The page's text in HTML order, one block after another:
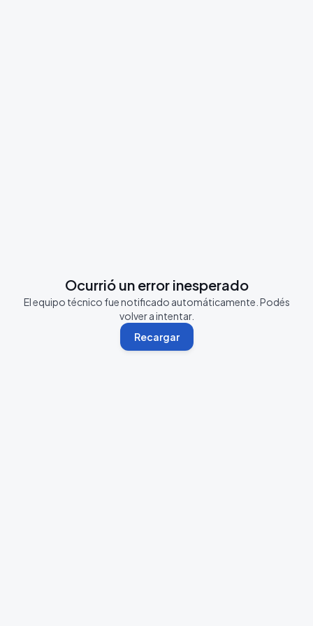
Ocurrió un error inesperado
El equipo técnico fue notificado automáticamente. Podés
volver a intentar.
Recargar